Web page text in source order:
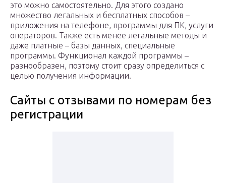
это можно самостоятельно. Для этого создано
множество легальных и бесплатных способов –
приложения на телефоне, программы для ПК, услуги
операторов. Также есть менее легальные методы и
даже платные – базы данных, специальные
программы. Функционал каждой программы –
разнообразен, поэтому стоит сразу определиться с
целью получения информации.
Сайты с отзывами по номерам без
регистрации